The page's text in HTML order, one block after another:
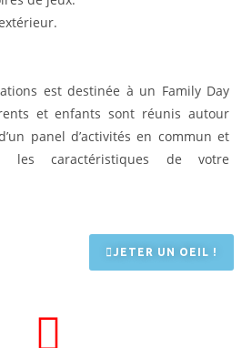
est destinée à un Family Day
et enfants sont réunis autour
panel d’activités en commun et
les caractéristiques de votre
JETER UN OEIL !